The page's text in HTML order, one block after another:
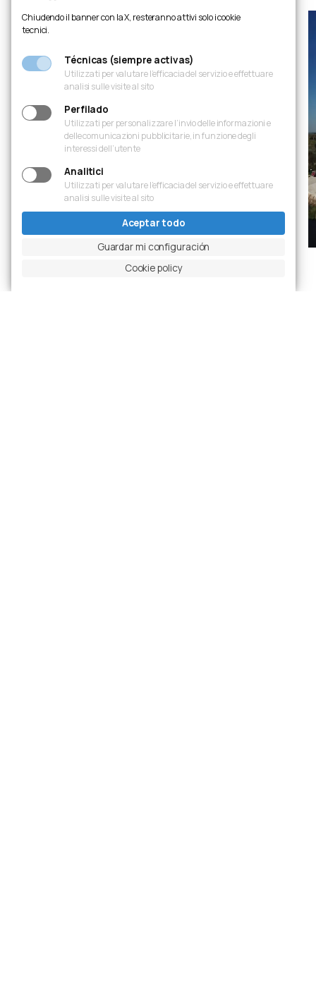
Chiudendo il banner con la X, resteranno attivi solo i cookie
tecnici.
Técnicas (siempre activas)
Utilizzati per valutare l’efficacia del servizio e effettuare
analisi sulle visite al sito
Perfilado
Utilizzati per personalizzare l’invio delle informazioni e
delle comunicazioni pubblicitarie, in funzione degli
interessi dell’utente
Analitici
Utilizzati per valutare l’efficacia del servizio e effettuare
analisi sulle visite al sito
Aceptar todo
Guardar mi configuración
Cookie policy